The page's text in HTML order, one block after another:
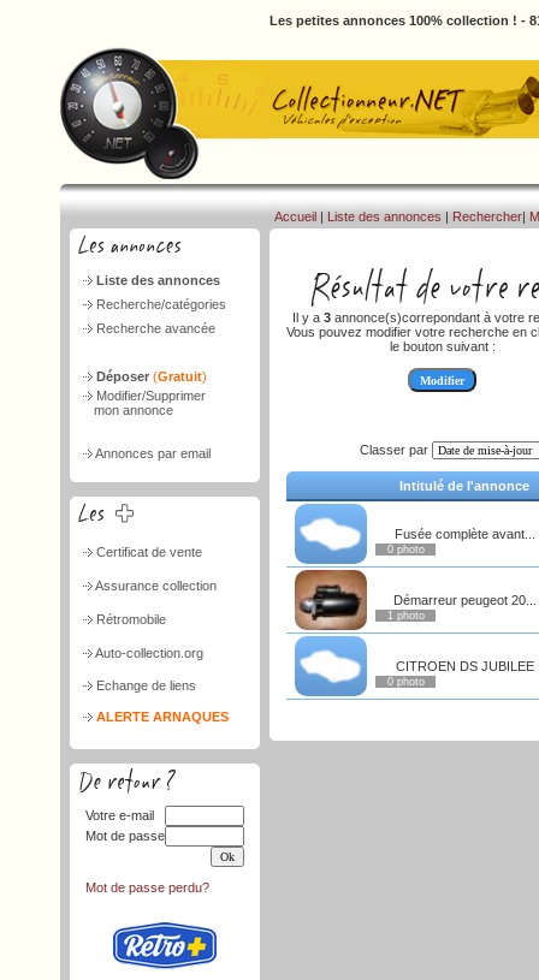
Les petites annonces 100% collection ! -
Liste des annonces
Recherche/catégories
Recherche avancée
Déposer (Gratuit)
Modifier/Supprimer
mon annonce
Annonces par email
Certificat de vente
Assurance collection
Rétromobile
Auto-collection.org
Echange de liens
ALERTE ARNAQUES
Votre e-mail
Mot de passe
Mot de passe perdu?
Accueil | Liste des annonces | Rechercher|
Il y a 3 annonce(s)correpondant à votre
Vous pouvez modifier votre recherche en
le bouton suivant :
Classer par
Intitulé de l'annonce
Fusée complète avant...
0 photo
Démarreur peugeot 20...
1 photo
CITROEN DS JUBILEE
0 photo